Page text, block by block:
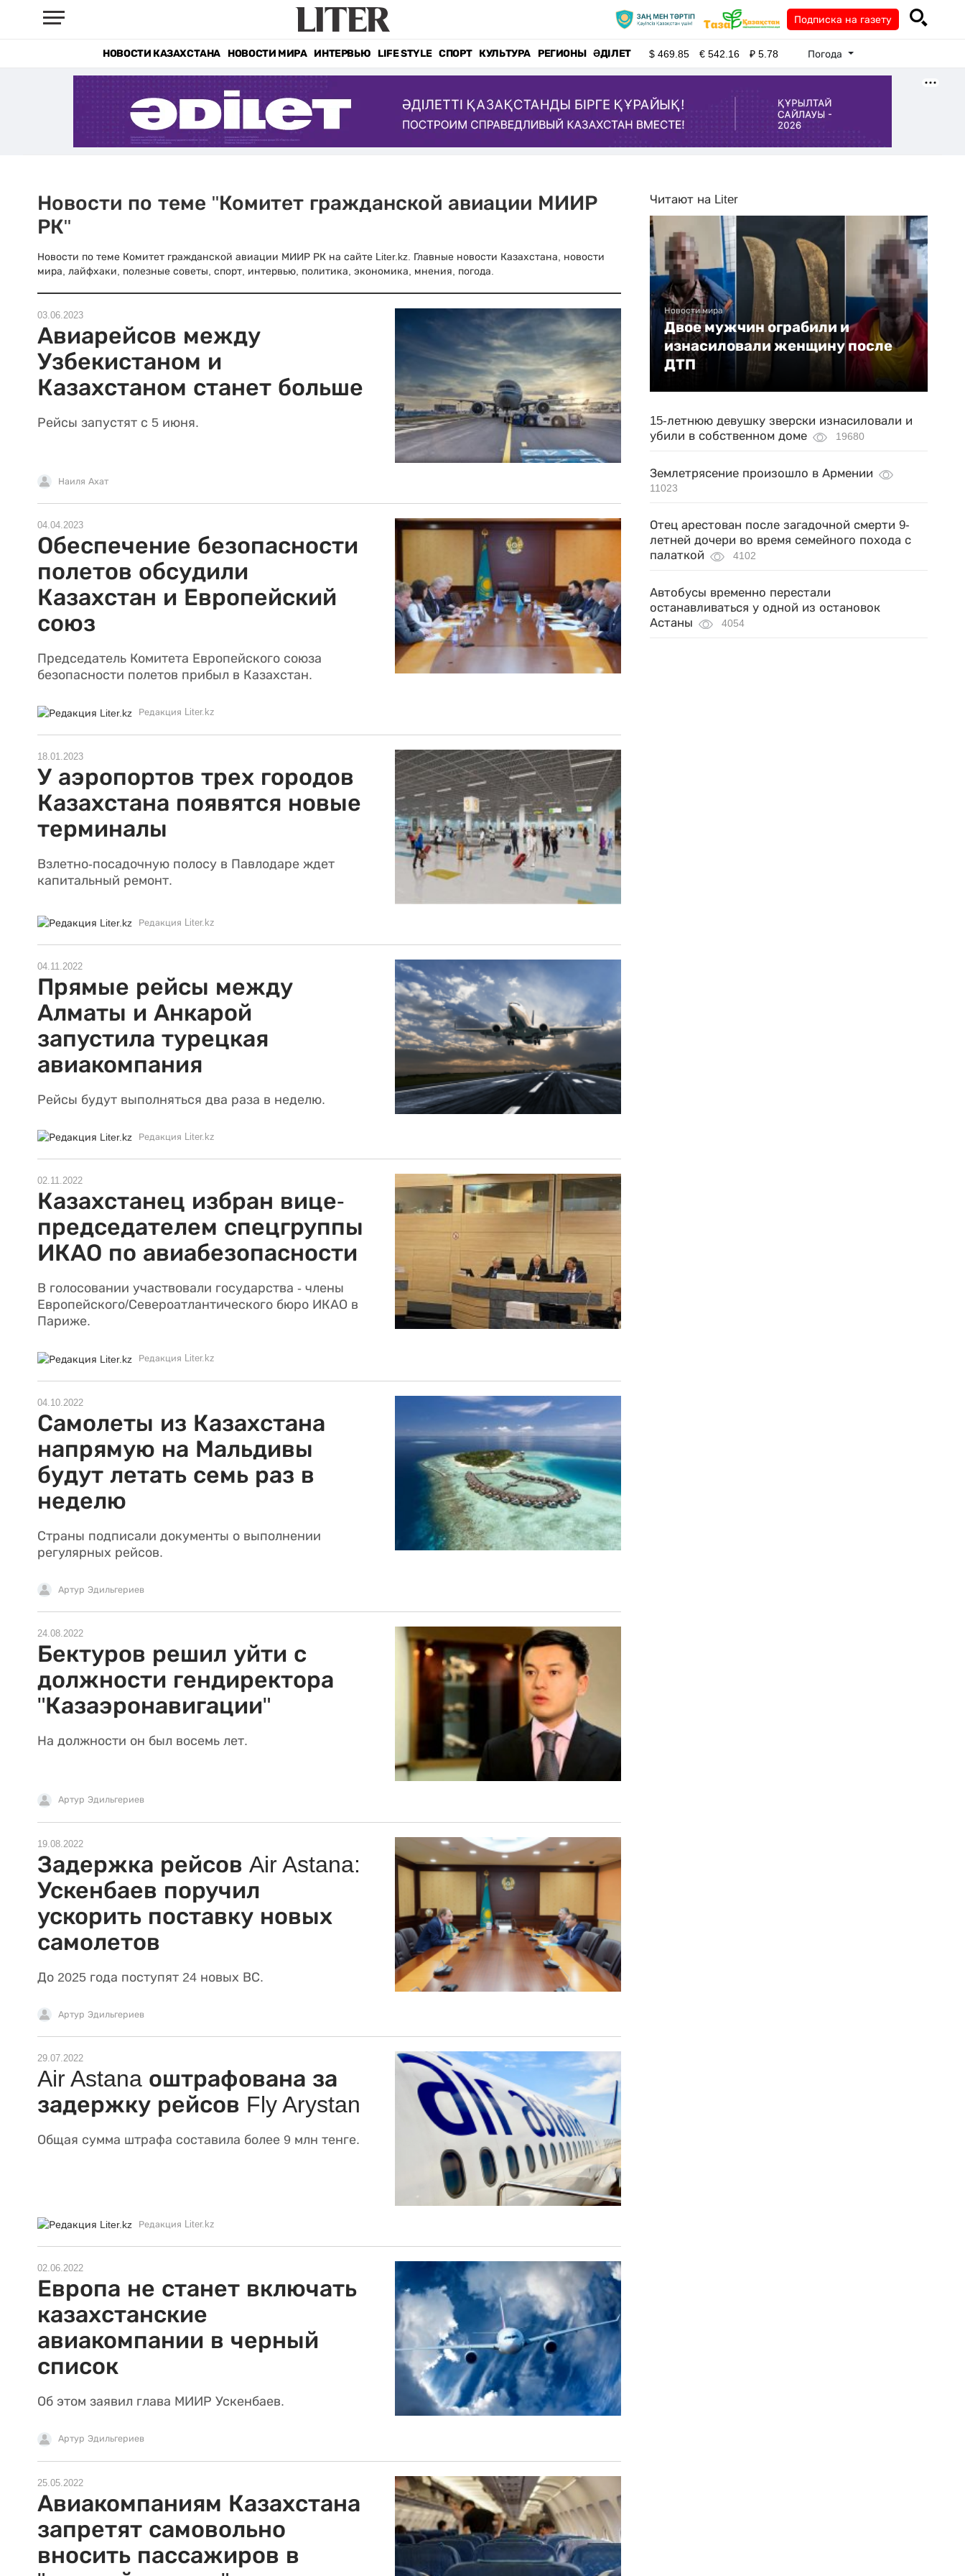
Подписка на газету
НОВОСТИ КАЗАХСТАНА НОВОСТИ МИРА ИНТЕРВЬЮ LIFE STYLE СПОРТ КУЛЬТУРА РЕГИОНЫ ӘДІЛЕТ $469.85 €542.16 ₽5.78 Погода
Новости по теме "Комитет гражданской авиации МИИР
РК"
Новости по теме Комитет гражданской авиации МИИР РК на сайте Liter.kz. Главные новости Казахстана, новости
мира, лайфхаки, полезные советы, спорт, интервью, политика, экономика, мнения, погода.
03.06.2023
Авиарейсов между
Узбекистаном и
Казахстаном станет больше
Рейсы запустят с 5 июня.
Наиля Ахат
04.04.2023
Обеспечение безопасности
полетов обсудили
Казахстан и Европейский
союз
Председатель Комитета Европейского союза
безопасности полетов прибыл в Казахстан.
Редакция Liter.kz
18.01.2023
У аэропортов трех городов
Казахстана появятся новые
терминалы
Взлетно-посадочную полосу в Павлодаре ждет
капитальный ремонт.
Редакция Liter.kz
04.11.2022
Прямые рейсы между
Алматы и Анкарой
запустила турецкая
авиакомпания
Рейсы будут выполняться два раза в неделю.
Редакция Liter.kz
02.11.2022
Казахстанец избран вице-
председателем спецгруппы
ИКАО по авиабезопасности
В голосовании участвовали государства - члены
Европейского/Североатлантического бюро ИКАО в
Париже.
Редакция Liter.kz
04.10.2022
Самолеты из Казахстана
напрямую на Мальдивы
будут летать семь раз в
неделю
Страны подписали документы о выполнении
регулярных рейсов.
Артур Эдильгериев
24.08.2022
Бектуров решил уйти с
должности гендиректора
"Казаэронавигации"
На должности он был восемь лет.
Артур Эдильгериев
19.08.2022
Задержка рейсов Air Astana:
Ускенбаев поручил
ускорить поставку новых
самолетов
До 2025 года поступят 24 новых ВС.
Артур Эдильгериев
29.07.2022
Air Astana оштрафована за
задержку рейсов Fly Arystan
Общая сумма штрафа составила более 9 млн тенге.
Редакция Liter.kz
02.06.2022
Европа не станет включать
казахстанские
авиакомпании в черный
список
Об этом заявил глава МИИР Ускенбаев.
Артур Эдильгериев
25.05.2022
Авиакомпаниям Казахстана
запретят самовольно
вносить пассажиров в
Читают на Liter
Новости мира
Двое мужчин ограбили и
изнасиловали женщину после
ДТП
15-летнюю девушку зверски изнасиловали и
убили в собственном доме
19680
Землетрясение произошло в Армении
11023
Отец арестован после загадочной смерти 9-
летней дочери во время семейного похода с
палаткой
4102
Автобусы временно перестали
останавливаться у одной из остановок
Астаны
4054